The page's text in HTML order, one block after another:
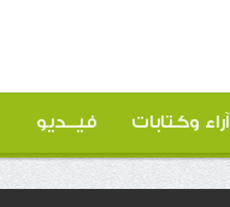
آراء وكتابات فيــديو